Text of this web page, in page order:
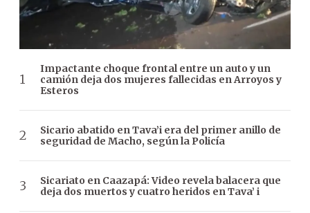
Impactante choque frontal entre un auto y un
camión deja dos mujeres fallecidas en Arroyos y
Esteros
Sicario abatido en Tava’i era del primer anillo de
seguridad de Macho, según la Policía
Sicariato en Caazapá: Video revela balacera que
deja dos muertos y cuatro heridos en Tava’ i